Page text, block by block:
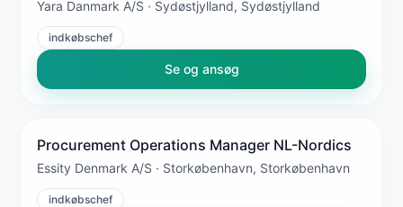
Yara Danmark A/S · Sydøstjylland, Sydøstjylland
indkøbschef
Se og ansøg
Procurement Operations Manager NL-Nordics
Essity Denmark A/S · Storkøbenhavn, Storkøbenhavn
indkøbschef